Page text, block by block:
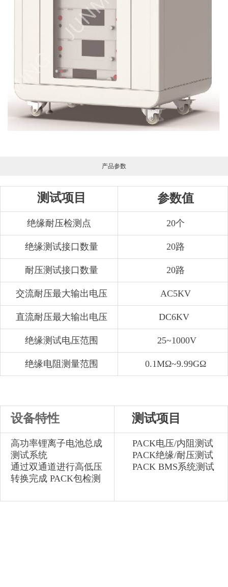
产品参数
测试项目 参数值
绝缘耐压检测点 20个
绝缘测试接口数量 20路
耐压测试接口数量 20路
交流耐压最大输出电压 AC5KV
直流耐压最大输出电压 DC6KV
绝缘测试电压范围 25~1000V
绝缘电阻测量范围 0.1MΩ~9.99GΩ
设备特性 测试项目
高功率锂离子电池总成
测试系统
通过双通道进行高低压
转换完成 PACK包检测
PACK电压/内阻测试
PACK绝缘/耐压测试
PACK BMS系统测试